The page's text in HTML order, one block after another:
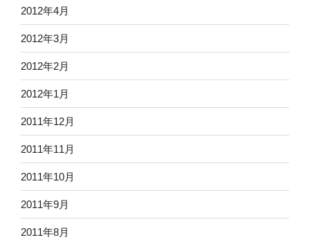
2012年4月
2012年3月
2012年2月
2012年1月
2011年12月
2011年11月
2011年10月
2011年9月
2011年8月